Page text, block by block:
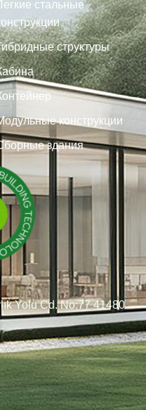
стальные
структуры
конструкции
здания
Yolu Cd. No:77 41480